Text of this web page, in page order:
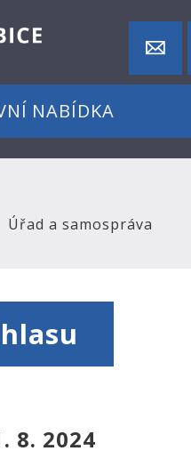
NABÍDKA
Úřad a samospráva
8. 2024